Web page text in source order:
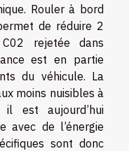
Rouler à bord
de réduire 2
rejetée dans
est en partie
du véhicule. La
moins nuisibles à
est aujourd’hui
avec de l’énergie
sont donc